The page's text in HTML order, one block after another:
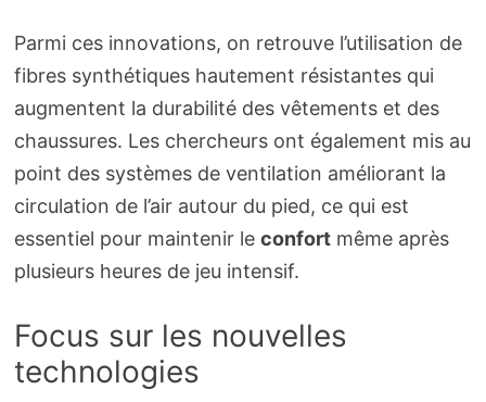
Parmi ces innovations, on retrouve l’utilisation de
fibres synthétiques hautement résistantes qui
augmentent la durabilité des vêtements et des
chaussures. Les chercheurs ont également mis au
point des systèmes de ventilation améliorant la
circulation de l’air autour du pied, ce qui est
essentiel pour maintenir le confortmême après
plusieurs heures de jeu intensif.
Focus sur les nouvelles
technologies